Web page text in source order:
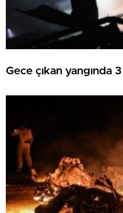
Gece çıkan yangında